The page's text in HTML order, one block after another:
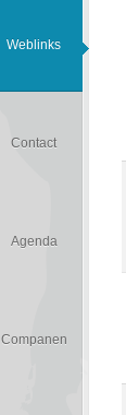
Weblinks
Contact
Agenda
Companen